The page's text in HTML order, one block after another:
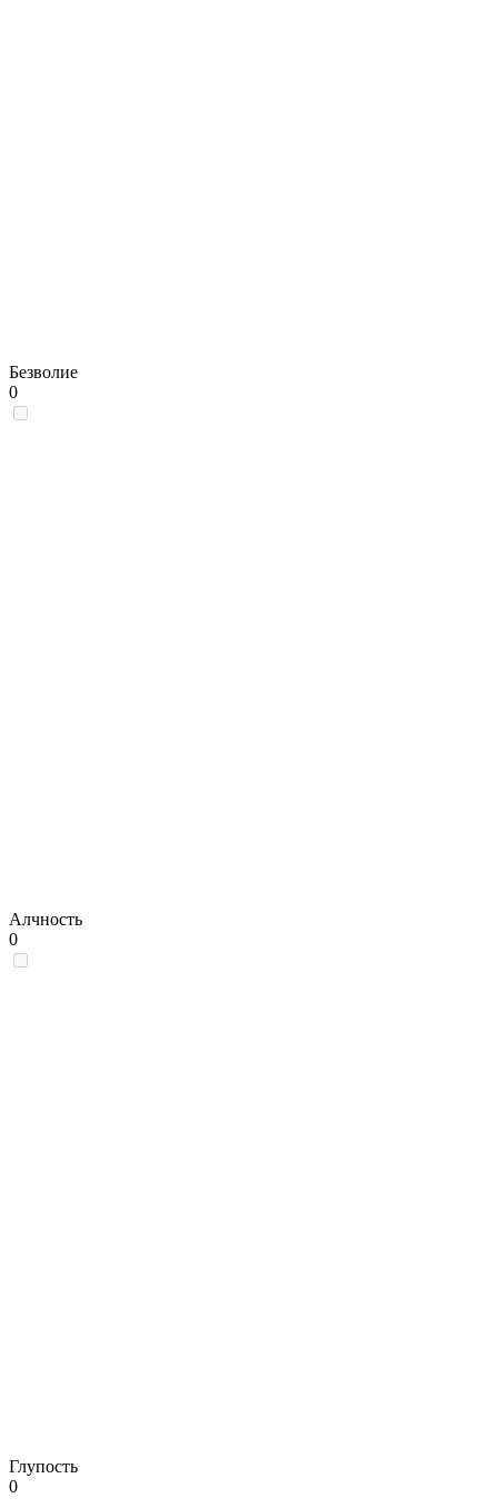
Безволие
0
Алчность
0
Глупость
0